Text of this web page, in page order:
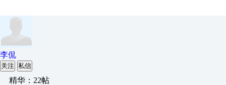
李侃
关注 私信
精华：22帖